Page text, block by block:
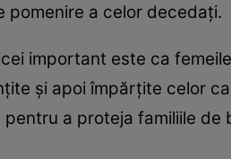
pomenire a celor decedați.
important este ca
și apoi împărțite celor
pentru a proteja familiile de